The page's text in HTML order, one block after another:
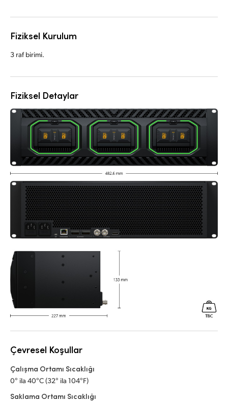
Fiziksel Kurulum
3 raf birimi.
Fiziksel Detaylar
Çevresel Koşullar
Çalışma Ortamı Sıcaklığı
0° ila 40°C (32° ila 104°F)
Saklama Ortamı Sıcaklığı